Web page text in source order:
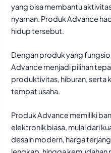
yang bisa membantu
nyaman. Produk Advance
hidup tersebut.
Dengan produk yang
Advance menjadi pilihan
produktivitas, hiburan, serta
tempat usaha.
Produk Advance memiliki
elektronik biasa, mulai dari
desain modern, harga